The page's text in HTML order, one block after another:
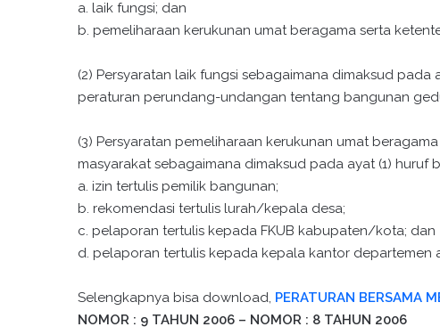
a. laik fungsi; dan
b. pemeliharaan kerukunan umat beragama serta
(2) Persyaratan laik fungsi sebagaimana dimaksud pada
peraturan perundang-undangan tentang bangunan
(3) Persyaratan pemeliharaan kerukunan umat
masyarakat sebagaimana dimaksud pada ayat (1) huruf
a. izin tertulis pemilik bangunan;
b. rekomendasi tertulis lurah/kepala desa;
c. pelaporan tertulis kepada FKUB kabupaten/kota; dan
d. pelaporan tertulis kepada kepala kantor
Selengkapnya bisa download, PERATURAN BERSAMA
NOMOR : 9 TAHUN 2006 – NOMOR : 8 TAHUN 2006